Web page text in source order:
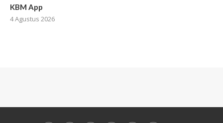
KBM App
4 Agustus 2026